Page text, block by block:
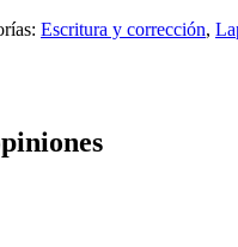
Escritura y corrección,